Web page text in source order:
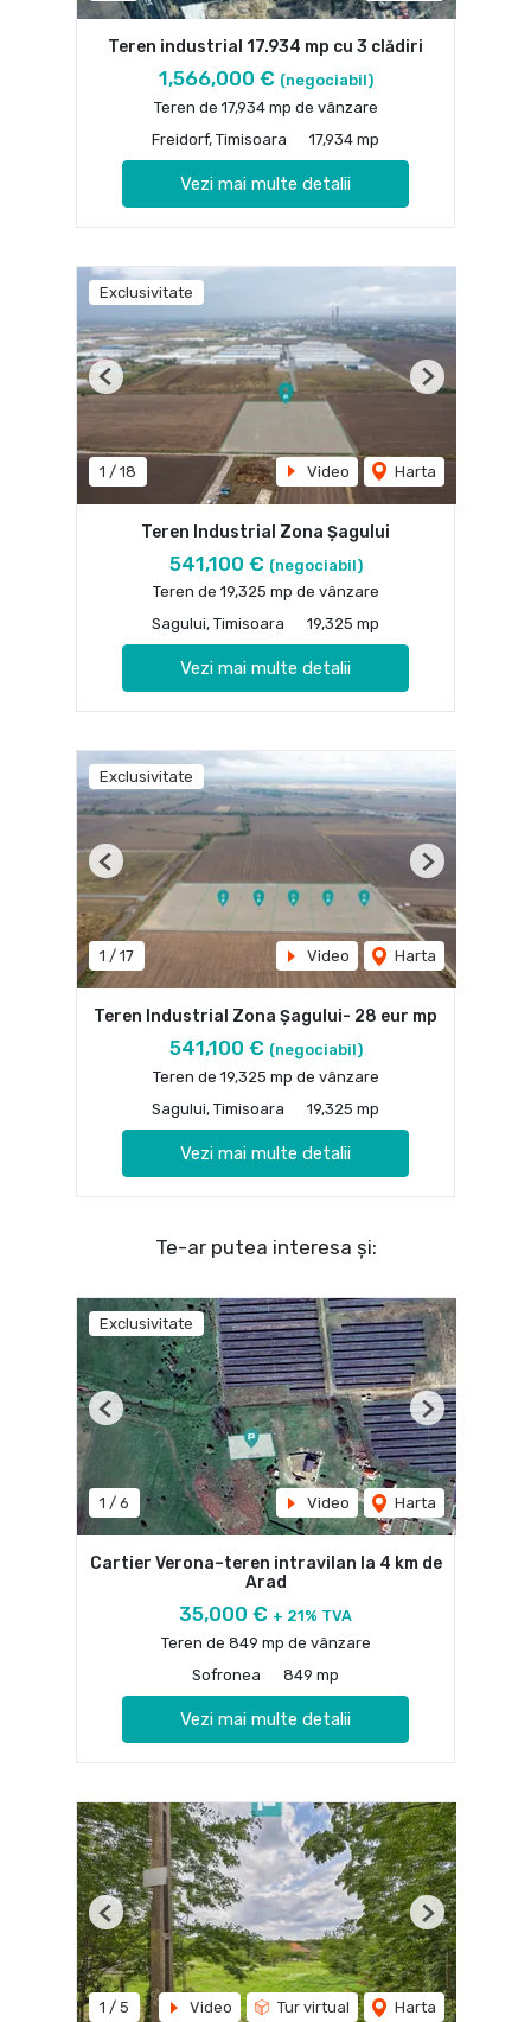
Teren industrial 17.934 mp cu 3 clădiri
1,566,000 € (negociabil)
Teren de 17,934 mp de vânzare
Freidorf, Timisoara
17,934 mp
Vezi mai multe detalii
Exclusivitate
1 / 18 Video Harta
Previous Next
Teren Industrial Zona Șagului
541,100 € (negociabil)
Teren de 19,325 mp de vânzare
Sagului, Timisoara
19,325 mp
Vezi mai multe detalii
Exclusivitate
1 / 17 Video Harta
Previous Next
Teren Industrial Zona Șagului- 28 eur mp
541,100 € (negociabil)
Teren de 19,325 mp de vânzare
Sagului, Timisoara
19,325 mp
Vezi mai multe detalii
Te-ar putea interesa și:
Exclusivitate
1 / 6 Video Harta
Previous Next
Cartier Verona–teren intravilan la 4 km de
Arad
35,000 € + 21% TVA
Teren de 849 mp de vânzare
Sofronea
849 mp
Vezi mai multe detalii
1 / 5 Video Tur virtual Harta
Previous Next